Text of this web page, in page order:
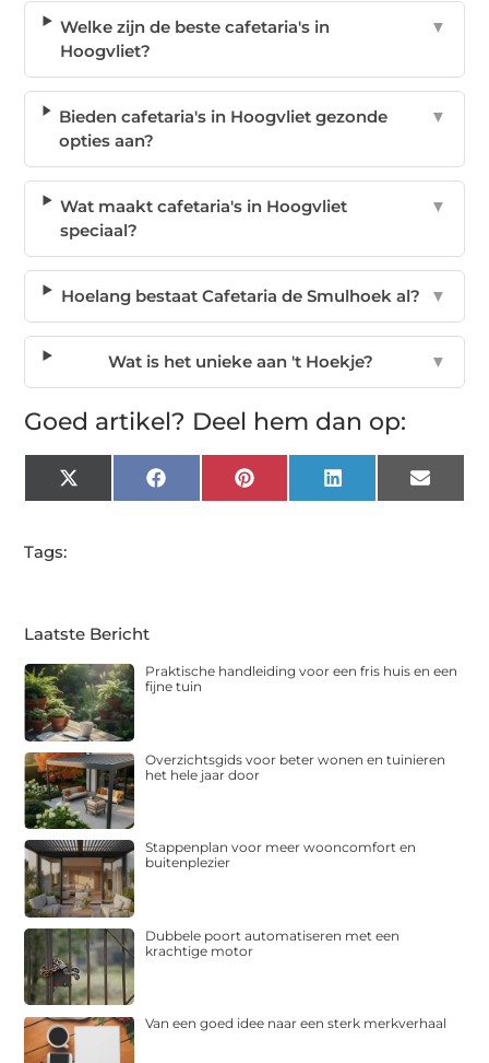
Welke zijn de beste cafetaria's in
Hoogvliet?
▼
Bieden cafetaria's in Hoogvliet gezonde
opties aan?
▼
Wat maakt cafetaria's in Hoogvliet
speciaal?
▼
Hoelang bestaat Cafetaria de Smulhoek al? ▼
Wat is het unieke aan 't Hoekje? ▼
Goed artikel? Deel hem dan op:
X
(Twitter)
FacebookPinterest LinkedIn Email
Tags:
Laatste Bericht
Praktische handleiding voor een fris huis en een
fijne tuin
Overzichtsgids voor beter wonen en tuinieren
het hele jaar door
Stappenplan voor meer wooncomfort en
buitenplezier
Dubbele poort automatiseren met een
krachtige motor
Van een goed idee naar een sterk merkverhaal